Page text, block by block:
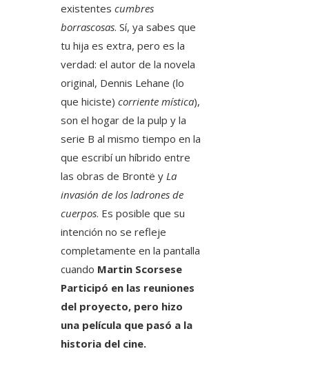
existentes cumbres
borrascosas. Sí, ya sabes que
tu hija es extra, pero es la
verdad: el autor de la novela
original, Dennis Lehane (lo
que hiciste) corriente mística),
son el hogar de la pulp y la
serie B al mismo tiempo en la
que escribí un híbrido entre
las obras de Brontë y La
invasión de los ladrones de
cuerpos. Es posible que su
intención no se refleje
completamente en la pantalla
cuando Martin Scorsese
Participó en las reuniones
del proyecto, pero hizo
una película que pasó a la
historia del cine.